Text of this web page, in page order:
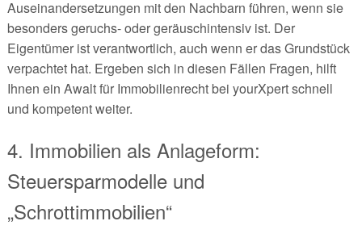
Auseinandersetzungen mit den Nachbarn führen, wenn sie
besonders geruchs- oder geräuschintensiv ist. Der
Eigentümer ist verantwortlich, auch wenn er das Grundstück
verpachtet hat. Ergeben sich in diesen Fällen Fragen, hilft
Ihnen ein Awalt für Immobilienrecht bei yourXpert schnell
und kompetent weiter.
4. Immobilien als Anlageform:
Steuersparmodelle und
„Schrottimmobilien“